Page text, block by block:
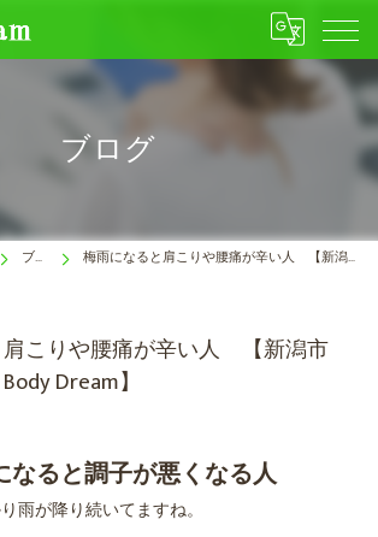
ブログ
ブログ 梅雨になると肩こりや腰痛が辛い人 【新潟市 肩こり専門 Body Dream】
こりや腰痛が辛い人 【新潟市
Dream】
なると調子が悪くなる人
雨が降り続いてますね。